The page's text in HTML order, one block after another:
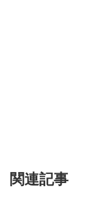
関連記事